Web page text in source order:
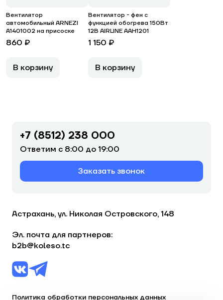
Вентилятор
автомобильный ARNEZI
A1401002 на присоске
860 ₽
В корзину
Вентилятор - фен с
функцией обогрева 150Вт
12В AIRLINE AAH1201
1 150 ₽
В корзину
+7 (8512) 238 000
Ответим с 8:00 до 19:00
Заказать звонок
Астрахань, ул. Николая Островского, 148
Эл. почта для партнеров:
b2b@koleso.tc
Политика обработки персональных данных